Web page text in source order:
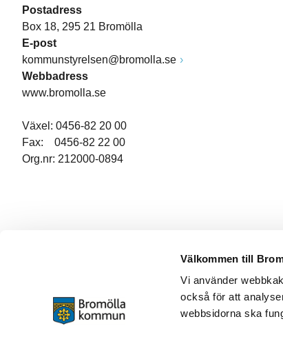
Välkommen till
Vi använder
också för att
webbsidorna ska
Postadress
Box 18, 295 21 Bromölla
E-post
kommunstyrelsen@bromolla.se
Webbadress
www.bromolla.se
Växel: 0456-82 20 00
Fax: 0456-82 22 00
Org.nr: 212000-0894